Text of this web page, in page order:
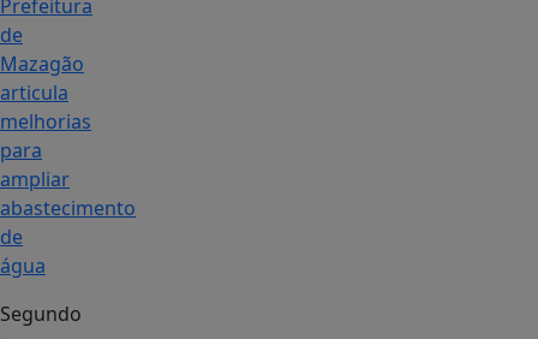
Prefeitura
de
Mazagão
articula
melhorias
para
ampliar
abastecimento
de
água
Segundo